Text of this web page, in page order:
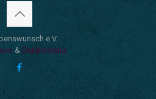
e.V.
& Datenschutz